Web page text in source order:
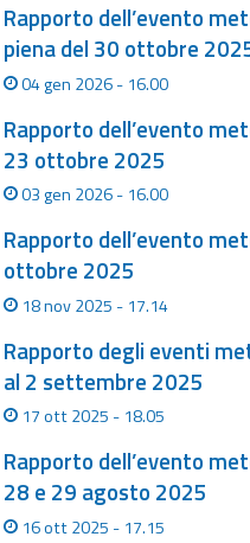
Rapporto dell’evento
piena del 30 ottobre
04 gen 2026 - 16.00
Rapporto dell’evento
23 ottobre 2025
03 gen 2026 - 16.00
Rapporto dell’evento
ottobre 2025
18 nov 2025 - 17.14
Rapporto degli eventi
al 2 settembre 2025
17 ott 2025 - 18.05
Rapporto dell’evento
28 e 29 agosto 2025
16 ott 2025 - 17.15